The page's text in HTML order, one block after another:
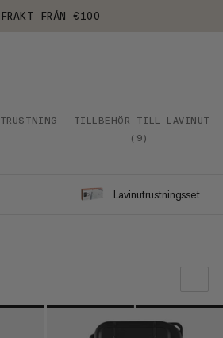
FRÅN €100
TILLBEHÖR TILL
( 9)
Lavinutrustningsset
VÅR REKOMMENDATION